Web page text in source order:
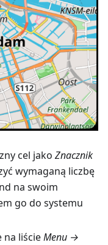
cel jako Znacznik
wymaganą liczbę
na swoim
go do systemu
na liścieMenu →